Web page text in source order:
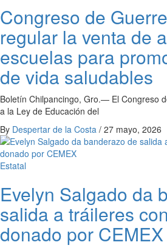
Congreso de
regular la venta de
escuelas para
de vida saludables
Boletín Chilpancingo, Gro.— El Congreso
a la Ley de Educación del
By Despertar de la Costa / 27 mayo, 2026
Estatal
Evelyn Salgado da
salida a tráileres
donado por CEMEX